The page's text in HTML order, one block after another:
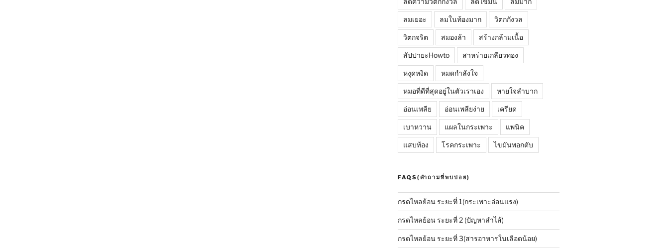
ลมเยอะ ลมในท้องมาก วิตกกังวล
วิตกจริต สมองล้า สร้างกล้ามเนื้อ
สัปปายะHowto สาหร่ายเกลียวทอง
หงุดหงิด หมดกำลังใจ
หมอที่ดีที่สุดอยู่ในตัวเราเอง หายใจลำบาก
อ่อนเพลีย อ่อนเพลียง่าย เครียด
เบาหวาน แผลในกระเพาะ แพนิค
แสบท้อง โรคกระเพาะ ไขมันพอกตับ
FAQS(คำถามที่พบบ่อย)
กรดไหลย้อน ระยะที่ 1(กระเพาะอ่อนแรง)
กรดไหลย้อน ระยะที่ 2 (ปัญหาลำไส้)
กรดไหลย้อน ระยะที่ 3(สารอาหารในเลือดน้อย)